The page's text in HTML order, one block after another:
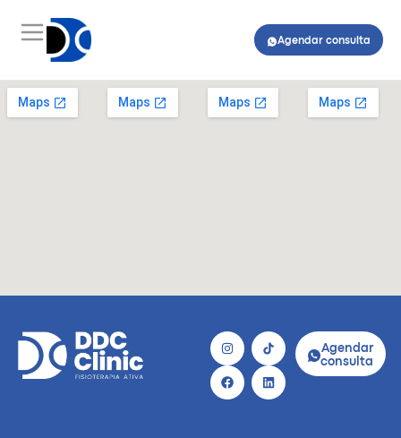
Agendar consulta
Agendar
consulta